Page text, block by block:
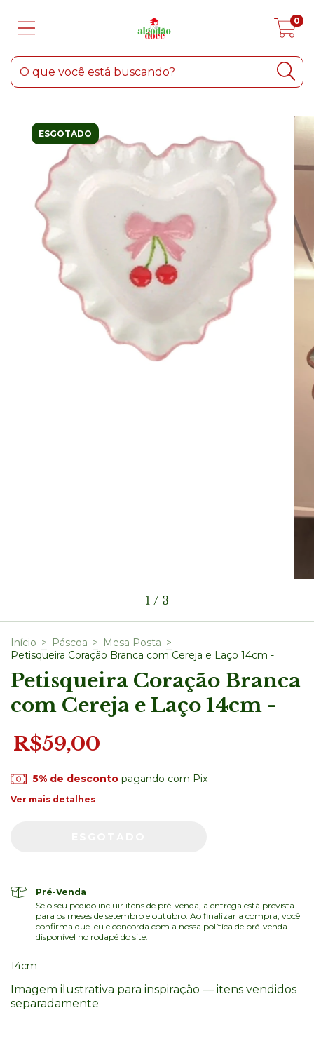
0
ESGOTADO
1 / 3
Início > Páscoa > Mesa Posta >
Petisqueira Coração Branca com Cereja e Laço 14cm -
Petisqueira Coração Branca
com Cereja e Laço 14cm -
R$59,00
5% de desconto pagando com Pix
Ver mais detalhes
Pré-Venda
Se o seu pedido incluir itens de pré-venda, a entrega está prevista
para os meses de setembro e outubro. Ao finalizar a compra, você
confirma que leu e concorda com a nossa política de pré-venda
disponível no rodapé do site.
14cm
Imagem ilustrativa para inspiração — itens vendidos
separadamente